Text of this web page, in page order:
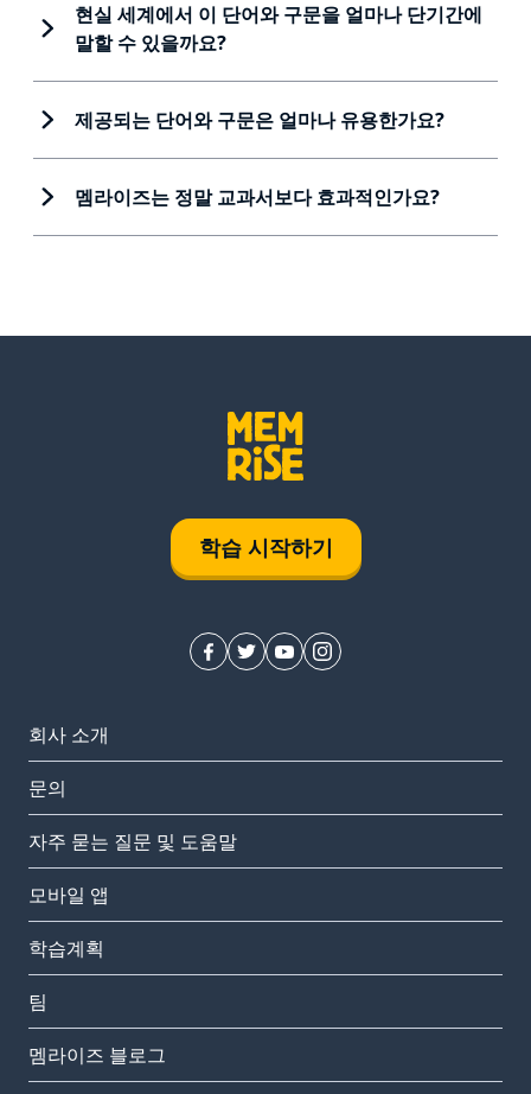
현실 세계에서 이 단어와 구문을 얼마나 단기간에
말할 수 있을까요?
제공되는 단어와 구문은 얼마나 유용한가요?
멤라이즈는 정말 교과서보다 효과적인가요?
학습 시작하기
회사 소개
문의
자주 묻는 질문 및 도움말
모바일 앱
학습계획
팀
멤라이즈 블로그